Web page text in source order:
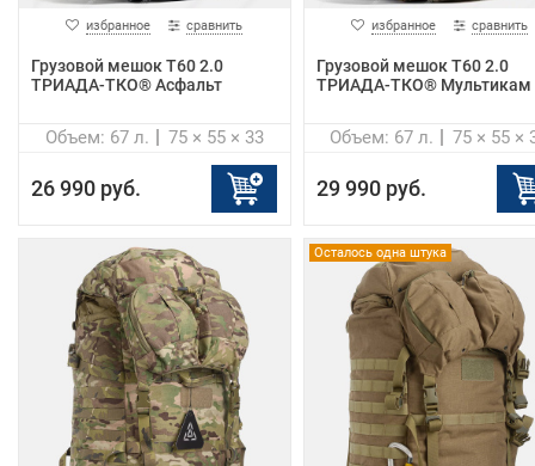
избранное сравнить
Грузовой мешок Т60 2.0
ТРИАДА-ТКО® Асфальт
75 × 55 × 33
Объем: 67 л.
26 990 руб.
избранное сравнить
Грузовой мешок Т60 2.0
ТРИАДА-ТКО® Мультикам
75 × 55 ×
Объем: 67 л.
29 990 руб.
Осталось одна штука